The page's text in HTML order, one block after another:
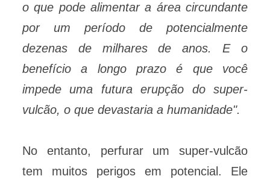
o que pode alimentar a área circundante
por um período de potencialmente
dezenas de milhares de anos. E o
benefício a longo prazo é que você
impede uma futura erupção do super-
vulcão, o que devastaria a humanidade".
No entanto, perfurar um super-vulcão
tem muitos perigos em potencial. Ele